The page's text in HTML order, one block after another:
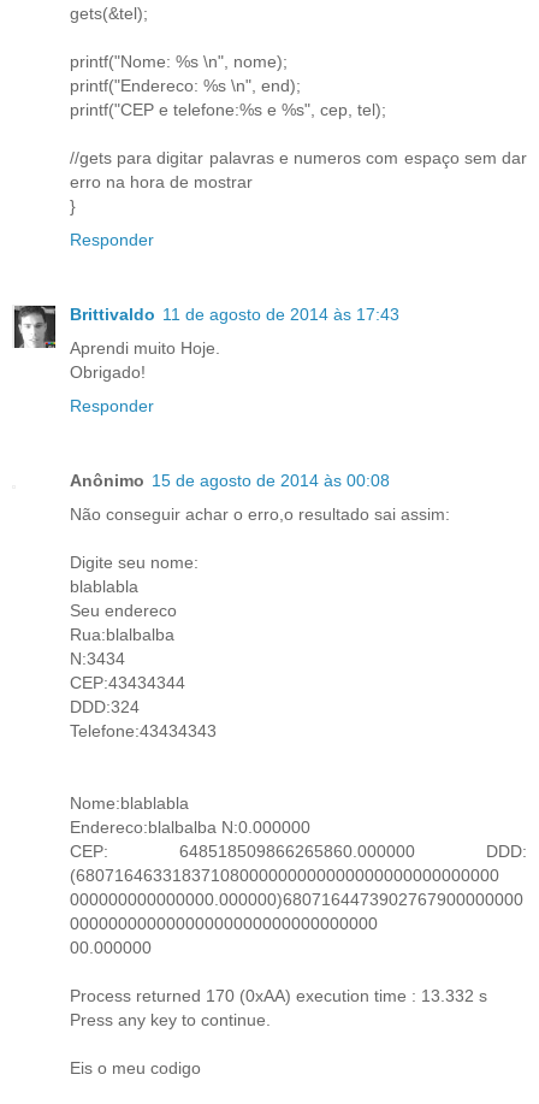
gets(&tel);
printf("Nome: %s \n", nome);
printf("Endereco: %s \n", end);
printf("CEP e telefone:%s e %s", cep, tel);
//gets para digitar palavras e numeros com espaço sem dar
erro na hora de mostrar
}
Responder
Brittivaldo 11 de agosto de 2014 às 17:43
Aprendi muito Hoje.
Obrigado!
Responder
Anônimo 15 de agosto de 2014 às 00:08
Não conseguir achar o erro,o resultado sai assim:
Digite seu nome:
blablabla
Seu endereco
Rua:blalbalba
N:3434
CEP:43434344
DDD:324
Telefone:43434343
Nome:blablabla
Endereco:blalbalba N:0.000000
CEP: 648518509866265860.000000 DDD:
(68071646331837108000000000000000000000000000
000000000000000.000000)6807164473902767900000000
00000000000000000000000000000000
00.000000
Process returned 170 (0xAA) execution time : 13.332 s
Press any key to continue.
Eis o meu codigo